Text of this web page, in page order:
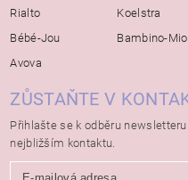
Rialto
Bébé-Jou
Avova
Koelstra
Bambino-Mio
ZŮSTAŇTE V
Přihlašte se k odběru
nejbližším kontaktu.